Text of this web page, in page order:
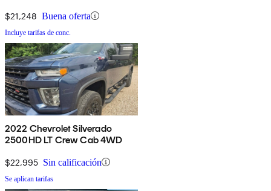
$21,248 Buena oferta
Incluye tarifas de conc.
2022 Chevrolet Silverado
2500HD LT Crew Cab 4WD
$22,995 Sin calificación
Se aplican tarifas